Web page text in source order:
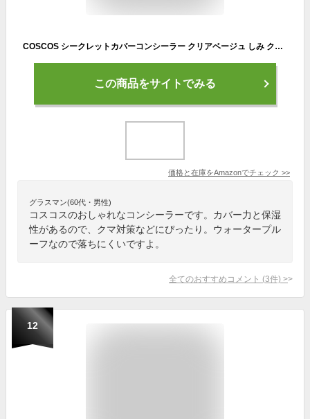
COSCOS シークレットカバーコンシーラー クリアベージュ しみ クマ ほくろ そばかす 消し カバー 肌補正 ウォータープルーフ 保湿 CICA成分配合 コスプレメイク コスコス
この商品をサイトでみる
価格と在庫をAmazonでチェック >>
グラスマン(60代・男性)
コスコスのおしゃれなコンシーラーです。カバー力と保湿
性があるので、クマ対策などにぴったり。ウォータープル
ーフなので落ちにくいですよ。
全てのおすすめコメント (3件) >
12